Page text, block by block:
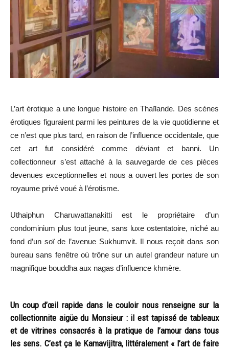
L’art érotique a une longue histoire en Thaïlande. Des scènes
érotiques figuraient parmi les peintures de la vie quotidienne et
ce n’est que plus tard, en raison de l’influence occidentale, que
cet art fut considéré comme déviant et banni. Un
collectionneur s’est attaché à la sauvegarde de ces pièces
devenues exceptionnelles et nous a ouvert les portes de son
royaume privé voué à l’érotisme.
Uthaiphun Charuwattanakitti est le propriétaire d’un
condominium plus tout jeune, sans luxe ostentatoire, niché au
fond d’un soï de l’avenue Sukhumvit. Il nous reçoit dans son
bureau sans fenêtre où trône sur un autel grandeur nature un
magnifique bouddha aux nagas d’influence khmère.
Un coup d’œil rapide dans le couloir nous renseigne sur la
collectionnite aigüe du Monsieur : il est tapissé de tableaux
et de vitrines consacrés à la pratique de l’amour dans tous
les sens. C’est ça le Kamavijitra, littéralement « l’art de faire